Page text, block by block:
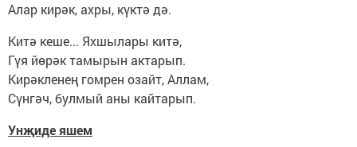
Алар кирәк, ахры, күктә дә.
Китә кеше... Яхшылары китә,
Гүя йөрәк тамырын актарып.
Кирәкленең гомрен озайт, Аллам,
Сүнгәч, булмый аны кайтарып.
Унҗиде яшем